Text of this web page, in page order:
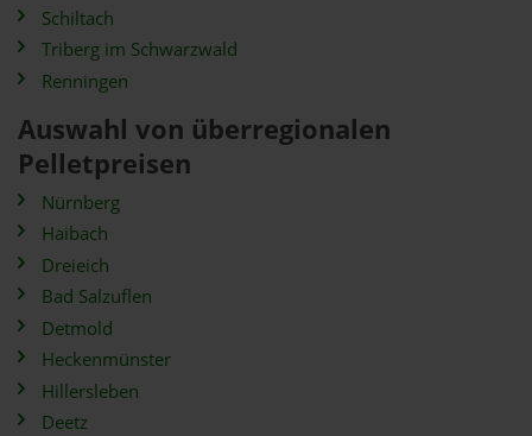
Schiltach
Triberg im Schwarzwald
Renningen
Auswahl von überregionalen
Pelletpreisen
Nürnberg
Haibach
Dreieich
Bad Salzuflen
Detmold
Heckenmünster
Hillersleben
Deetz